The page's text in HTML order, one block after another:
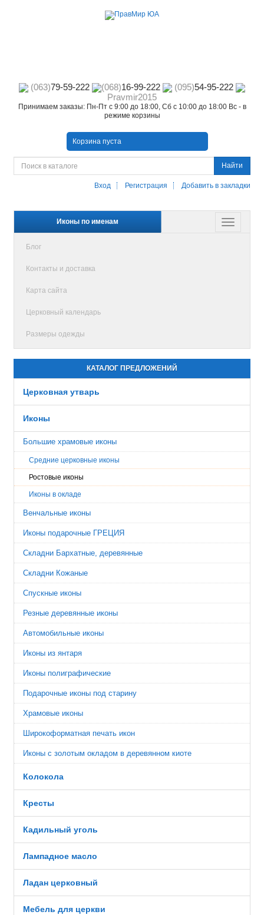
(063)79-59-222 (068)16-99-222 (095)54-95-222
Pravmir2015
Принимаем заказы: Пн-Пт с 9:00 до 18:00, Сб с 10:00 до 18:00 Вс - в
режиме корзины
Корзина пуста
Найти
Вход Регистрация Добавить в закладки
Иконы по именам
Блог
Контакты и доставка
Карта сайта
Церковный календарь
Размеры одежды
КАТАЛОГ ПРЕДЛОЖЕНИЙ
Церковная утварь
Иконы
Большие храмовые иконы
Средние церковные иконы
Ростовые иконы
Иконы в окладе
Венчальные иконы
Иконы подарочные ГРЕЦИЯ
Складни Бархатные, деревянные
Складни Кожаные
Спускные иконы
Резные деревянные иконы
Автомобильные иконы
Иконы из янтаря
Иконы полиграфические
Подарочные иконы под старину
Храмовые иконы
Широкоформатная печать икон
Иконы с золотым окладом в деревянном киоте
Колокола
Кресты
Кадильный уголь
Лампадное масло
Ладан церковный
Мебель для церкви